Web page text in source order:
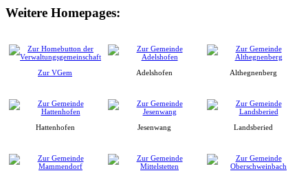
Weitere Homepages:
Zur VGem Adelshofen Althegnenberg
Hattenhofen Jesenwang Landsberied